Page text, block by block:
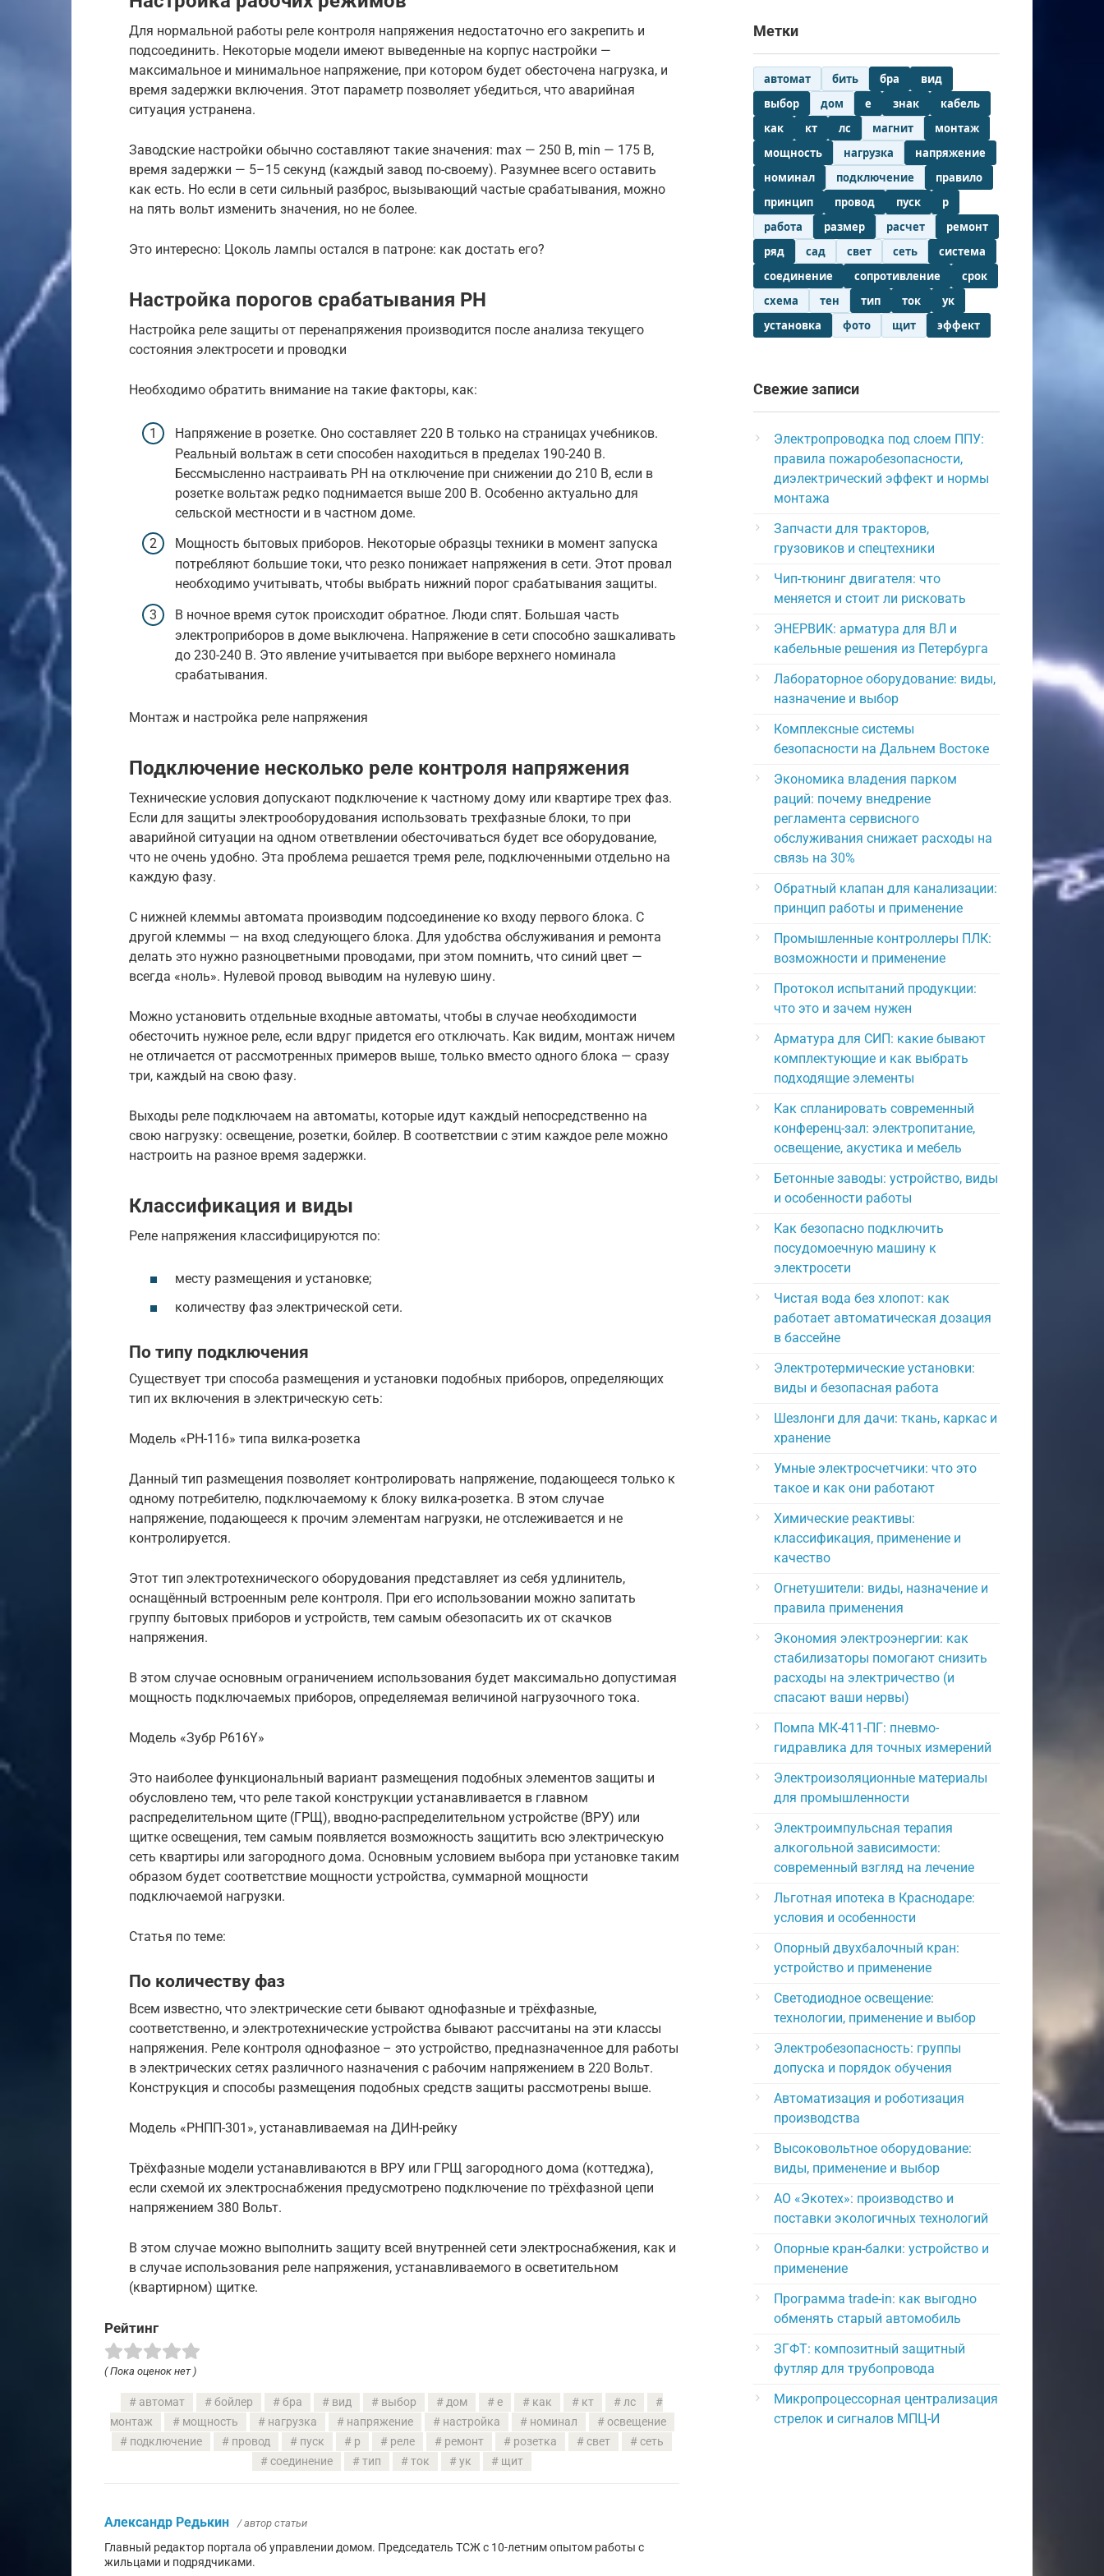
Для нормальной работы реле контроля напряжения недостаточно его закрепить и
подсоединить. Некоторые модели имеют выведенные на корпус настройки —
максимальное и минимальное напряжение, при котором будет обесточена нагрузка, и
время задержки включения. Этот параметр позволяет убедиться, что аварийная
ситуация устранена.
Заводские настройки обычно составляют такие значения: max — 250 В, min — 175 В,
время задержки — 5–15 секунд (каждый завод по-своему). Разумнее всего оставить
как есть. Но если в сети сильный разброс, вызывающий частые срабатывания, можно
на пять вольт изменить значения, но не более.
Это интересно: Цоколь лампы остался в патроне: как достать его?
Настройка порогов срабатывания РН
Настройка реле защиты от перенапряжения производится после анализа текущего
состояния электросети и проводки
Необходимо обратить внимание на такие факторы, как:
Напряжение в розетке. Оно составляет 220 В только на страницах учебников.
Реальный вольтаж в сети способен находиться в пределах 190-240 В.
Бессмысленно настраивать РН на отключение при снижении до 210 В, если в
розетке вольтаж редко поднимается выше 200 В. Особенно актуально для
сельской местности и в частном доме.
Мощность бытовых приборов. Некоторые образцы техники в момент запуска
потребляют большие токи, что резко понижает напряжения в сети. Этот провал
необходимо учитывать, чтобы выбрать нижний порог срабатывания защиты.
В ночное время суток происходит обратное. Люди спят. Большая часть
электроприборов в доме выключена. Напряжение в сети способно зашкаливать
до 230-240 В. Это явление учитывается при выборе верхнего номинала
срабатывания.
Монтаж и настройка реле напряжения
Подключение несколько реле контроля напряжения
Технические условия допускают подключение к частному дому или квартире трех фаз.
Если для защиты электрооборудования использовать трехфазные блоки, то при
аварийной ситуации на одном ответвлении обесточиваться будет все оборудование,
что не очень удобно. Эта проблема решается тремя реле, подключенными отдельно на
каждую фазу.
С нижней клеммы автомата производим подсоединение ко входу первого блока. С
другой клеммы — на вход следующего блока. Для удобства обслуживания и ремонта
делать это нужно разноцветными проводами, при этом помнить, что синий цвет —
всегда «ноль». Нулевой провод выводим на нулевую шину.
Можно установить отдельные входные автоматы, чтобы в случае необходимости
обесточить нужное реле, если вдруг придется его отключать. Как видим, монтаж ничем
не отличается от рассмотренных примеров выше, только вместо одного блока — сразу
три, каждый на свою фазу.
Выходы реле подключаем на автоматы, которые идут каждый непосредственно на
свою нагрузку: освещение, розетки, бойлер. В соответствии с этим каждое реле можно
настроить на разное время задержки.
Классификация и виды
Реле напряжения классифицируются по:
месту размещения и установке;
количеству фаз электрической сети.
По типу подключения
Существует три способа размещения и установки подобных приборов, определяющих
тип их включения в электрическую сеть:
Модель «РН-116» типа вилка-розетка
Данный тип размещения позволяет контролировать напряжение, подающееся только к
одному потребителю, подключаемому к блоку вилка-розетка. В этом случае
напряжение, подающееся к прочим элементам нагрузки, не отслеживается и не
контролируется.
Этот тип электротехнического оборудования представляет из себя удлинитель,
оснащённый встроенным реле контроля. При его использовании можно запитать
группу бытовых приборов и устройств, тем самым обезопасить их от скачков
напряжения.
В этом случае основным ограничением использования будет максимально допустимая
мощность подключаемых приборов, определяемая величиной нагрузочного тока.
Модель «Зубр Р616Y»
Это наиболее функциональный вариант размещения подобных элементов защиты и
обусловлено тем, что реле такой конструкции устанавливается в главном
распределительном щите (ГРЩ), вводно-распределительном устройстве (ВРУ) или
щитке освещения, тем самым появляется возможность защитить всю электрическую
сеть квартиры или загородного дома. Основным условием выбора при установке таким
образом будет соответствие мощности устройства, суммарной мощности
подключаемой нагрузки.
Статья по теме:
По количеству фаз
Всем известно, что электрические сети бывают однофазные и трёхфазные,
соответственно, и электротехнические устройства бывают рассчитаны на эти классы
напряжения. Реле контроля однофазное – это устройство, предназначенное для работы
в электрических сетях различного назначения с рабочим напряжением в 220 Вольт.
Конструкция и способы размещения подобных средств защиты рассмотрены выше.
Модель «РНПП-301», устанавливаемая на ДИН-рейку
Трёхфазные модели устанавливаются в ВРУ или ГРЩ загородного дома (коттеджа),
если схемой их электроснабжения предусмотрено подключение по трёхфазной цепи
напряжением 380 Вольт.
В этом случае можно выполнить защиту всей внутренней сети электроснабжения, как и
в случае использования реле напряжения, устанавливаемого в осветительном
(квартирном) щитке.
Рейтинг
( Пока оценок нет )
автомат бойлер бра вид выбор дом е как кт
лс
монтаж
мощность нагрузка напряжение настройка номинал
освещение
подключение
провод пуск р реле ремонт розетка свет
сеть
соединение
тип ток ук щит
Александр Редькин / автор статьи
Главный редактор портала об управлении домом. Председатель ТСЖ с 10-летним опытом работы с
жильцами и подрядчиками.
Метки
автомат бить бра
вид
выбор
дом е знак
кабель
как
кт лс магнит
монтаж
мощность
нагрузка
напряжение
номинал
подключение
правило
принцип
провод пуск
р
работа
размер расчет
ремонт
ряд
сад свет сеть
система
соединение
сопротивление
срок
схема
тен тип ток
ук
установка
фото щит эффект
Свежие записи
Электропроводка под слоем ППУ:
правила пожаробезопасности,
диэлектрический эффект и нормы
монтажа
Запчасти для тракторов,
грузовиков и спецтехники
Чип-тюнинг двигателя: что
меняется и стоит ли рисковать
ЭНЕРВИК: арматура для ВЛ и
кабельные решения из Петербурга
Лабораторное оборудование: виды,
назначение и выбор
Комплексные системы
безопасности на Дальнем Востоке
Экономика владения парком
раций: почему внедрение
регламента сервисного
обслуживания снижает расходы на
связь на 30%
Обратный клапан для канализации:
принцип работы и применение
Промышленные контроллеры ПЛК:
возможности и применение
Протокол испытаний продукции:
что это и зачем нужен
Арматура для СИП: какие бывают
комплектующие и как выбрать
подходящие элементы
Как спланировать современный
конференц-зал: электропитание,
освещение, акустика и мебель
Бетонные заводы: устройство, виды
и особенности работы
Как безопасно подключить
посудомоечную машину к
электросети
Чистая вода без хлопот: как
работает автоматическая дозация
в бассейне
Электротермические установки:
виды и безопасная работа
Шезлонги для дачи: ткань, каркас и
хранение
Умные электросчетчики: что это
такое и как они работают
Химические реактивы:
классификация, применение и
качество
Огнетушители: виды, назначение и
правила применения
Экономия электроэнергии: как
стабилизаторы помогают снизить
расходы на электричество (и
спасают ваши нервы)
Помпа МК-411-ПГ: пневмо-
гидравлика для точных измерений
Электроизоляционные материалы
для промышленности
Электроимпульсная терапия
алкогольной зависимости:
современный взгляд на лечение
Льготная ипотека в Краснодаре:
условия и особенности
Опорный двухбалочный кран:
устройство и применение
Светодиодное освещение:
технологии, применение и выбор
Электробезопасность: группы
допуска и порядок обучения
Автоматизация и роботизация
производства
Высоковольтное оборудование:
виды, применение и выбор
АО «Экотех»: производство и
поставки экологичных технологий
Опорные кран-балки: устройство и
применение
Программа trade-in: как выгодно
обменять старый автомобиль
ЗГФТ: композитный защитный
футляр для трубопровода
Микропроцессорная централизация
стрелок и сигналов МПЦ-И